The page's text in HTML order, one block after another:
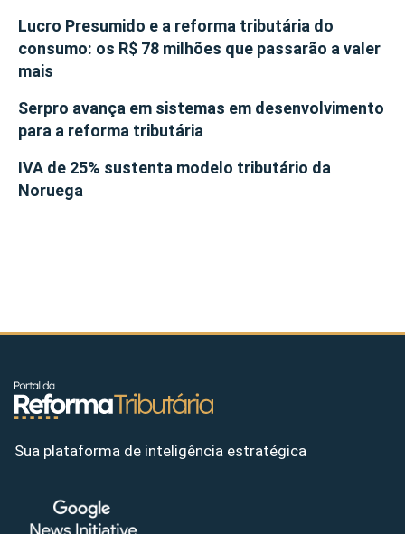
Lucro Presumido e a reforma tributária do
consumo: os R$ 78 milhões que passarão a valer
mais
Serpro avança em sistemas em desenvolvimento
para a reforma tributária
IVA de 25% sustenta modelo tributário da
Noruega
Sua plataforma de inteligência estratégica